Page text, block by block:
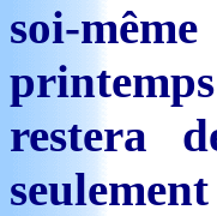
soi-
restera